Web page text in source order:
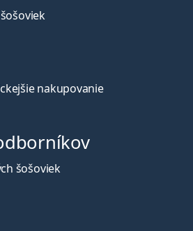
nakupovanie
šošoviek